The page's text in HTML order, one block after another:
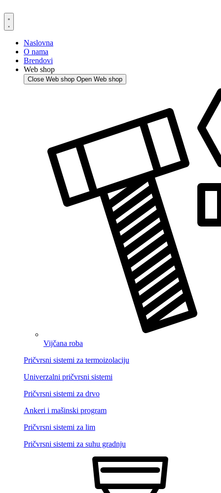
to
content
Naslovna
O nama
Brendovi
Web shop
Close Web shop Open Web shop
Vijčana roba
Pričvrsni sistemi za termoizolaciju
Univerzalni pričvrsni sistemi
Pričvrsni sistemi za drvo
Ankeri i mašinski program
Pričvrsni sistemi za lim
Pričvrsni sistemi za suhu gradnju